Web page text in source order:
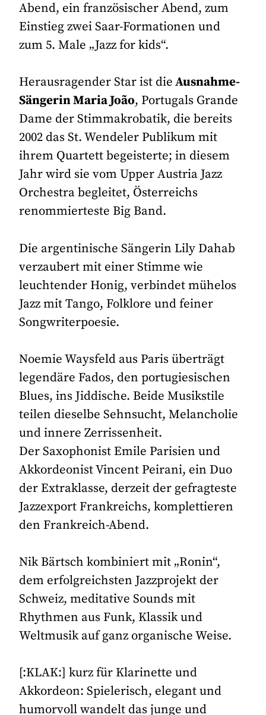
Abend, ein französischer Abend, zum
Einstieg zwei Saar-Formationen und
zum 5. Male „Jazz for kids“.
Herausragender Star ist dieAusnahme-
Sängerin Maria João, Portugals Grande
Dame der Stimmakrobatik, die bereits
2002 das St. Wendeler Publikum mit
ihrem Quartett begeisterte; in diesem
Jahr wird sie vom Upper Austria Jazz
Orchestra begleitet, Österreichs
renommierteste Big Band.
Die argentinische Sängerin Lily Dahab
verzaubert mit einer Stimme wie
leuchtender Honig, verbindet mühelos
Jazz mit Tango, Folklore und feiner
Songwriterpoesie.
Noemie Waysfeld aus Paris überträgt
legendäre Fados, den portugiesischen
Blues, ins Jiddische. Beide Musikstile
teilen dieselbe Sehnsucht, Melancholie
und innere Zerrissenheit.
Der Saxophonist Emile Parisien und
Akkordeonist Vincent Peirani, ein Duo
der Extraklasse, derzeit der gefragteste
Jazzexport Frankreichs, komplettieren
den Frankreich-Abend.
Nik Bärtsch kombiniert mit „Ronin“,
dem erfolgreichsten Jazzprojekt der
Schweiz, meditative Sounds mit
Rhythmen aus Funk, Klassik und
Weltmusik auf ganz organische Weise.
[:KLAK:] kurz für Klarinette und
Akkordeon: Spielerisch, elegant und
humorvoll wandelt das junge und